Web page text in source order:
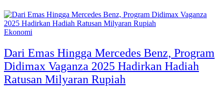
Ekonomi
Dari Emas Hingga Mercedes Benz, Program
Didimax Vaganza 2025 Hadirkan Hadiah
Ratusan Milyaran Rupiah